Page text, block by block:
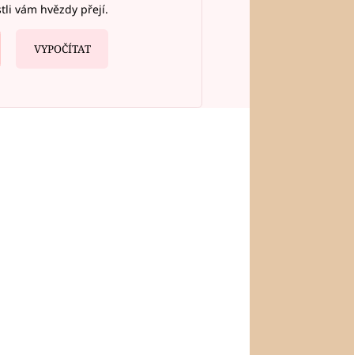
vám hvězdy přejí.
VYPOČÍTAT